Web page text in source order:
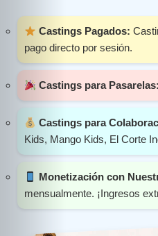
Casting
HolliKids
Contacto
Search
Castings Pagados:
pago directo por sesión.
Castings para Pasarelas:
Castings para
Kids, Mango Kids, El Corte
Monetización con
mensualmente. ¡Ingresos